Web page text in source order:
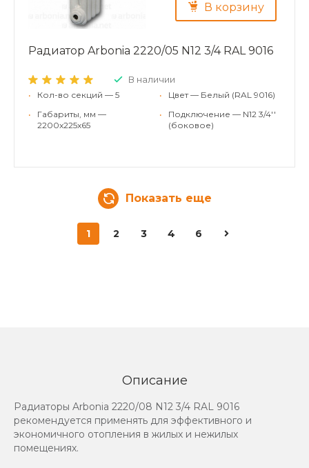
В корзину
Радиатор Arbonia 2220/05 N12 3/4 RAL 9016
В наличии
•
Кол-во секций — 5
•
Габариты, мм —
2200x225x65
•
Цвет — Белый (RAL 9016)
•
Подключение — N12 3/4''
(боковое)
Показать еще
1 2 3 4 6
Описание
Радиаторы Arbonia 2220/08 N12 3/4 RAL 9016
рекомендуется применять для эффективного и
экономичного отопления в жилых и нежилых
помещениях.